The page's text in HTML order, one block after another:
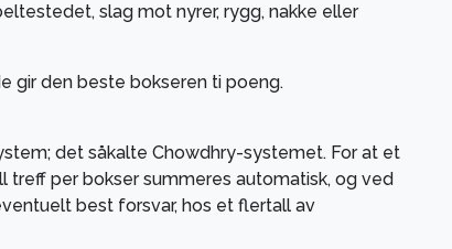
slag mot nyrer, rygg, nakke eller
gir den beste bokseren ti poeng.
det såkalte Chowdhry-systemet. For at et
per bokser summeres automatisk, og ved
best forsvar, hos et flertall av